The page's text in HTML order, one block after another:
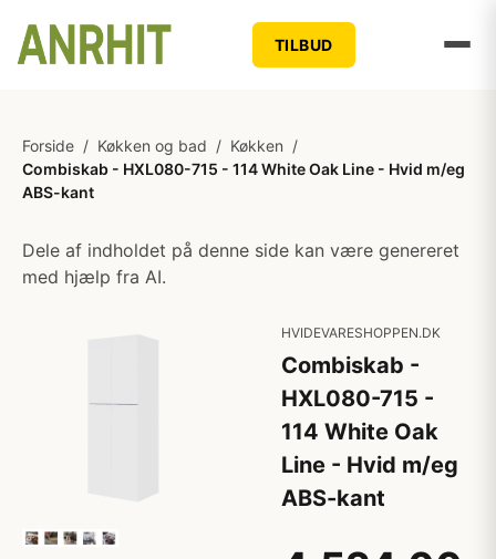
TILBUD
Forside / Køkken og bad / Køkken /
Combiskab - HXL080-715 - 114 White Oak Line - Hvid m/eg
ABS-kant
Dele af indholdet på denne side kan være genereret
med hjælp fra AI.
HVIDEVARESHOPPEN.DK
Combiskab -
HXL080-715 -
114 White Oak
Line - Hvid m/eg
ABS-kant